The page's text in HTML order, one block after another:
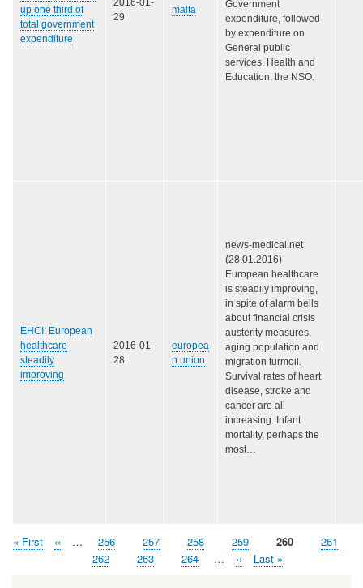
up one third of
total government
expenditure
29
malta
Government
expenditure, followed
by expenditure on
General public
services, Health and
Education, the NSO.
EHCI: European
healthcare
steadily
improving
2016-01-
28
europea
n union
news-medical.net
(28.01.2016)
European healthcare
is steadily improving,
in spite of alarm bells
about financial crisis
austerity measures,
aging population and
migration turmoil.
Survival rates of heart
disease, stroke and
cancer are all
increasing. Infant
mortality, perhaps the
most…
Pagination
First
« First
Previous
‹‹ … Page
256 Page
257 Page
258 Page
259 Page
260 Page
261
Page
262 Page
263 Page
264 …
Next
››
Last
Last »